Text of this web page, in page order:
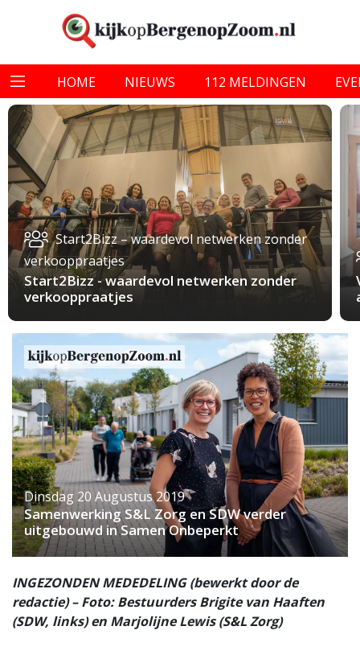
HOME NIEUWS 112 MELDINGEN
Start2Bizz – waardevol netwerken zonder
verkooppraatjes
Start2Bizz - waardevol netwerken zonder
verkooppraatjes
Dinsdag 20 Augustus 2019
Samenwerking S&L Zorg en SDW verder
uitgebouwd in Samen Onbeperkt
INGEZONDEN MEDEDELING (bewerkt door de
redactie) – Foto: Bestuurders Brigite van Haaften
(SDW, links) en Marjolijne Lewis (S&L Zorg)